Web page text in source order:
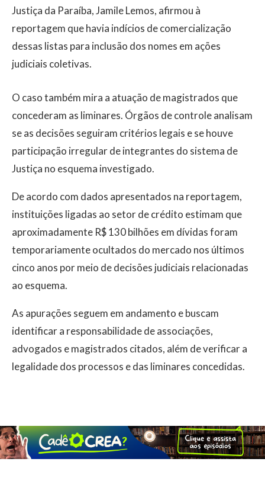
Justiça da Paraíba, Jamile Lemos, afirmou à
reportagem que havia indícios de comercialização
dessas listas para inclusão dos nomes em ações
judiciais coletivas.
O caso também mira a atuação de magistrados que
concederam as liminares. Órgãos de controle analisam
se as decisões seguiram critérios legais e se houve
participação irregular de integrantes do sistema de
Justiça no esquema investigado.
De acordo com dados apresentados na reportagem,
instituições ligadas ao setor de crédito estimam que
aproximadamente R$ 130 bilhões em dívidas foram
temporariamente ocultados do mercado nos últimos
cinco anos por meio de decisões judiciais relacionadas
ao esquema.
As apurações seguem em andamento e buscam
identificar a responsabilidade de associações,
advogados e magistrados citados, além de verificar a
legalidade dos processos e das liminares concedidas.